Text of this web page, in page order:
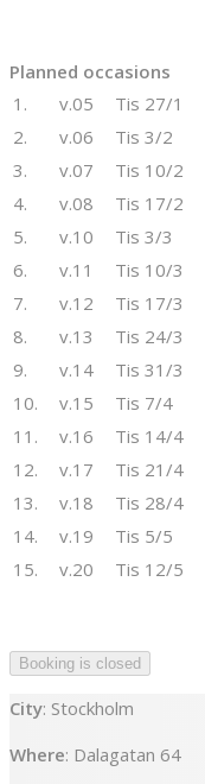
Planned occasions
1.
v.05 Tis 27/1
2.
v.06 Tis 3/2
3.
v.07 Tis 10/2
4.
v.08 Tis 17/2
5.
v.10 Tis 3/3
6.
v.11 Tis 10/3
7.
v.12 Tis 17/3
8.
v.13 Tis 24/3
9.
v.14 Tis 31/3
10.
v.15 Tis 7/4
11.
v.16 Tis 14/4
12.
v.17 Tis 21/4
13.
v.18 Tis 28/4
14.
v.19 Tis 5/5
15.
v.20 Tis 12/5
City: Stockholm
Where: Dalagatan 64